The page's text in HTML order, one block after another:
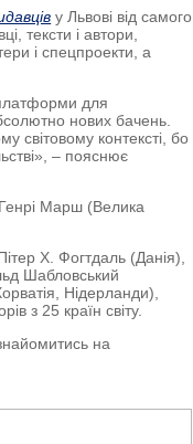
у Львові від самого
тексти і автори,
і спецпроекти, а
для
нових бачень.
світовому контексті, бо
– пояснює
Марш (Велика
Х. Фогтдаль (Данія),
Шабловський
Нідерланди),
з 25 країн світу.
на